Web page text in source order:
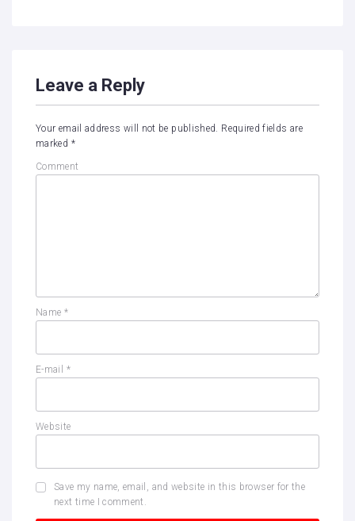
Leave a Reply
Your email address will not be published. Required fields are
marked *
Comment
Name *
E-mail *
Website
Save my name, email, and website in this browser for the
next time I comment.